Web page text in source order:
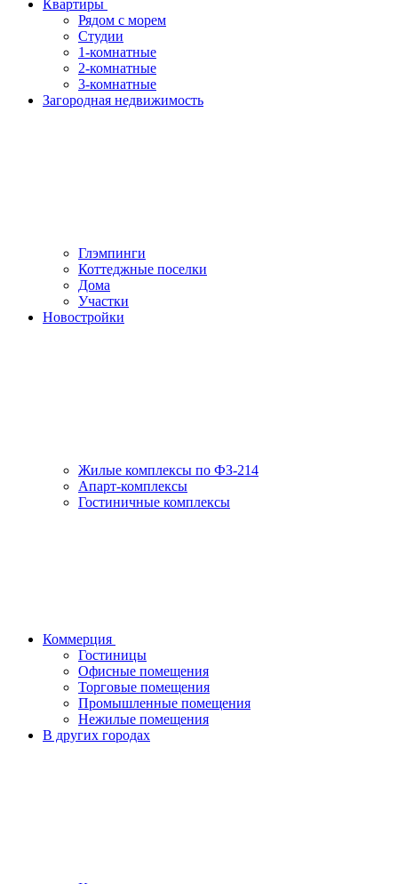
Квартиры
Рядом с морем
Студии
1-комнатные
2-комнатные
3-комнатные
Загородная недвижимость
Глэмпинги
Коттеджные поселки
Дома
Участки
Новостройки
Жилые комплексы по ФЗ-214
Апарт-комплексы
Гостиничные комплексы
Коммерция
Гостиницы
Офисные помещения
Торговые помещения
Промышленные помещения
Нежилые помещения
В других городах